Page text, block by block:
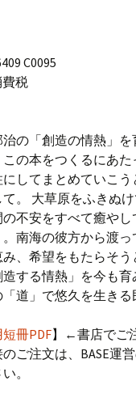
C0095
費税
の「創造の情熱」
この本をつくるにあ
してまとめていこ
て。 大草原をふきぬ
の不安をすべて癒や
南海の彼方から渡
、希望をもたらそ
する情熱」を今も
道」で悠久を生き
冊PDF】←書店でご
ご注文は、BASE運
。